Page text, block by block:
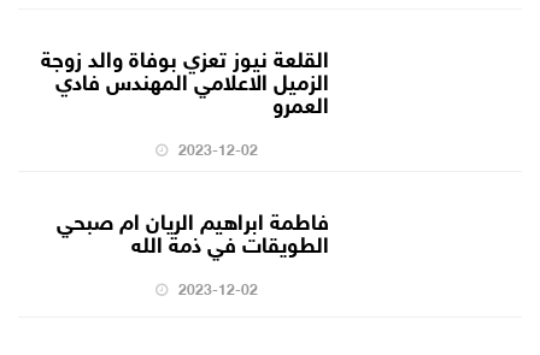
القلعة نيوز تعزي بوفاة والد زوجة
الزميل الاعلامي المهندس فادي
العمرو
2023-12-02
فاطمة ابراهيم الريان ام صبحي
الطويقات في ذمة الله
2023-12-02